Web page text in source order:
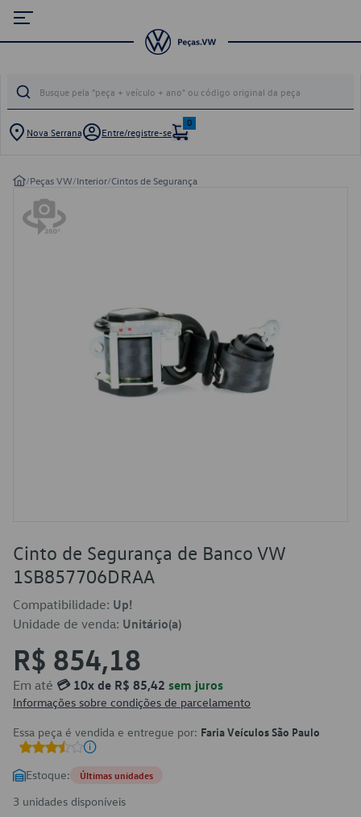
Nova Serrana Entre/registre-se
0
/Peças VW/Interior/Cintos de Segurança
Cinto de Segurança de Banco VW
1SB857706DRAA
Compatibilidade: Up!
Unidade de venda: Unitário(a)
R$ 854,18
Em até 💳 10x de R$ 85,42 sem juros
Informações sobre condições de parcelamento
Essa peça é vendida e entregue por: Faria Veículos São Paulo
Estoque: Últimas unidades
3 unidades disponíveis